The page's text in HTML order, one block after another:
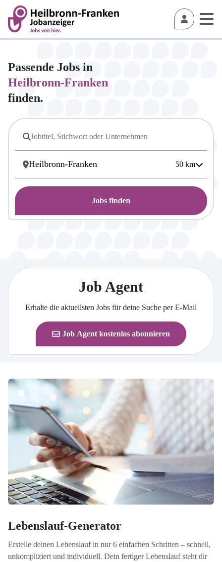
Passende Jobs in
Heilbronn-Franken
finden.
50 km
Jobs finden
Job Agent
Erhalte die aktuellsten Jobs für deine Suche per E-Mail
Job Agent kostenlos abonnieren
Lebenslauf-Generator
Erstelle deinen Lebenslauf in nur 6 einfachen Schritten – schnell,
unkompliziert und individuell. Dein fertiger Lebenslauf steht dir